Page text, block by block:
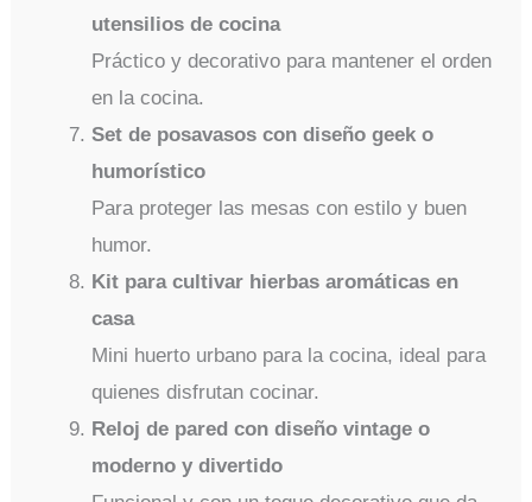
utensilios de cocina
Práctico y decorativo para mantener el orden
en la cocina.
Set de posavasos con diseño geek o
humorístico
Para proteger las mesas con estilo y buen
humor.
Kit para cultivar hierbas aromáticas en
casa
Mini huerto urbano para la cocina, ideal para
quienes disfrutan cocinar.
Reloj de pared con diseño vintage o
moderno y divertido